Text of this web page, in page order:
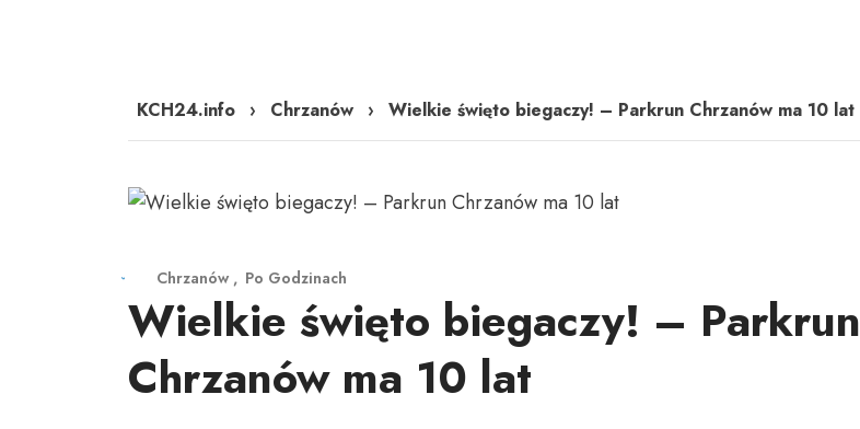
KCH24.info › Chrzanów › Wielkie święto biegaczy! – Parkrun Chrzanów ma 10 lat
Chrzanów Po Godzinach
Wielkie święto biegaczy! – Parkrun
Chrzanów ma 10 lat